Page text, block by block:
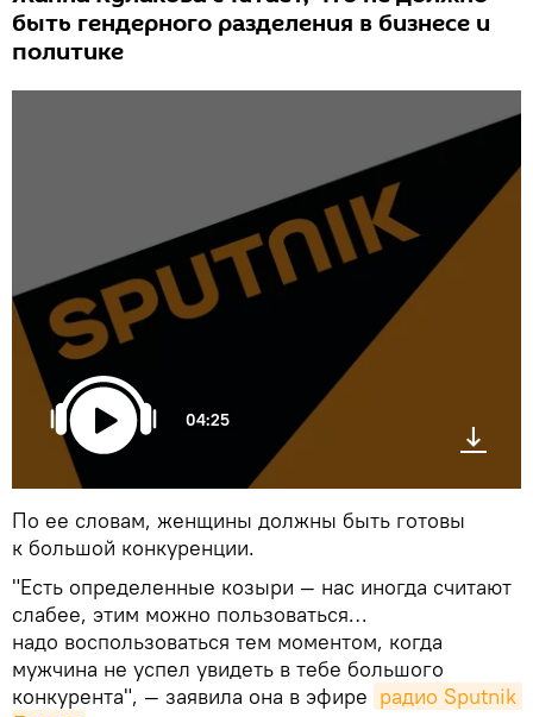
быть гендерного разделения в бизнесе и
политике
04:25
По ее словам, женщины должны быть готовы
к большой конкуренции.
"Есть определенные козыри — нас иногда считают
слабее, этим можно пользоваться…
надо воспользоваться тем моментом, когда
мужчина не успел увидеть в тебе большого
конкурента", — заявила она в эфире радио Sputnik